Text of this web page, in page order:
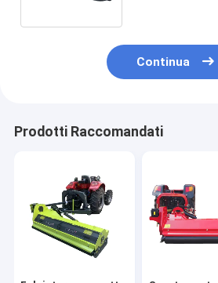
Continua
Prodotti Raccomandati